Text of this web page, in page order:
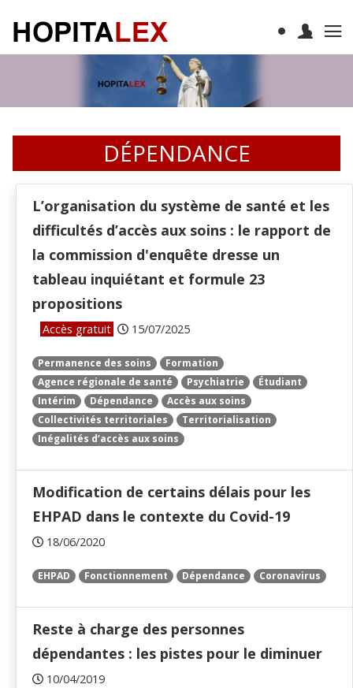
DÉPENDANCE
L’organisation du système de santé et les
difficultés d’accès aux soins : le rapport de
la commission d'enquête dresse un
tableau inquiétant et formule 23
propositions
Accès gratuit 15/07/2025
Permanence des soins
Formation
Agence régionale de santé
Psychiatrie
Étudiant
Intérim
Dépendance
Accès aux soins
Collectivités territoriales
Territorialisation
Inégalités d’accès aux soins
Modification de certains délais pour les
EHPAD dans le contexte du Covid-19
18/06/2020
EHPAD Fonctionnement Dépendance Coronavirus
Reste à charge des personnes
dépendantes : les pistes pour le diminuer
10/04/2019